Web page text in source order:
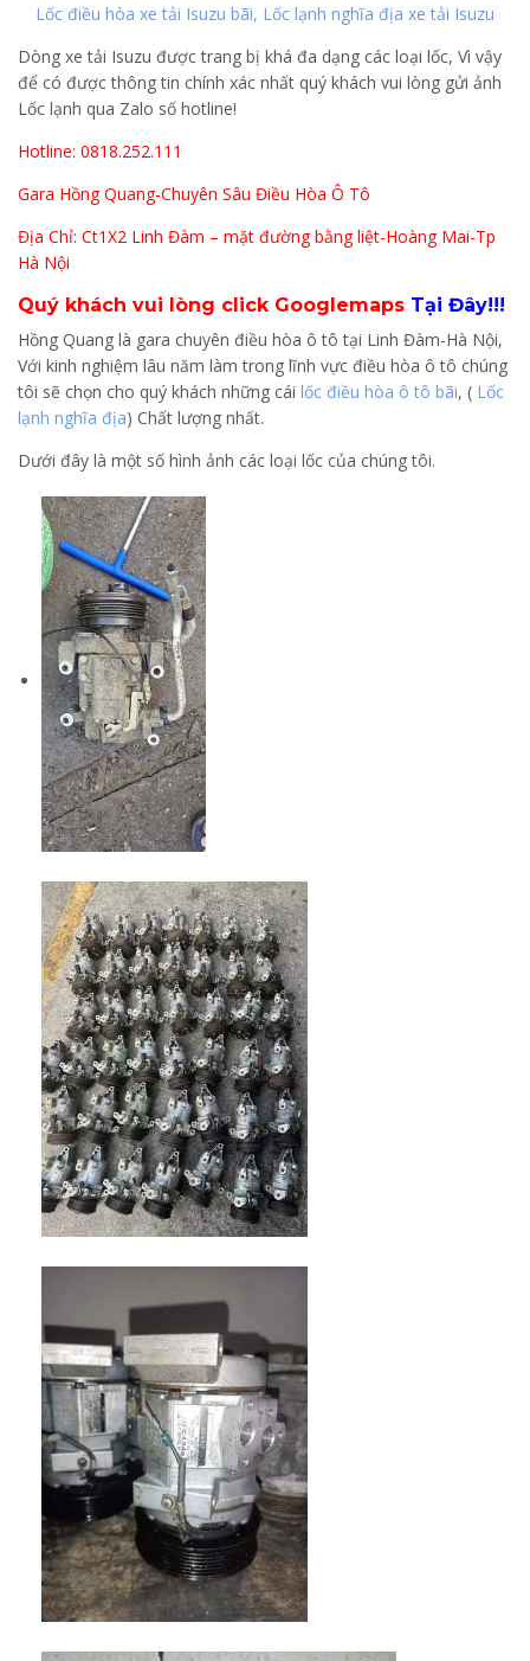
Lốc điều hòa xe tải Isuzu bãi, Lốc lạnh nghĩa địa xe tải Isuzu
Dòng xe tải Isuzu được trang bị khá đa dạng các loại lốc, Vì vậy
để có được thông tin chính xác nhất quý khách vui lòng gửi ảnh
Lốc lạnh qua Zalo số hotline!
Hotline: 0818.252.111
Gara Hồng Quang-Chuyên Sâu Điều Hòa Ô Tô
Địa Chỉ: Ct1X2 Linh Đàm – mặt đường bằng liệt-Hoàng Mai-Tp
Hà Nội
Quý khách vui lòng click Googlemaps Tại Đây!!!
Hồng Quang là gara chuyên điều hòa ô tô tại Linh Đàm-Hà Nội,
Với kinh nghiệm lâu năm làm trong lĩnh vực điều hòa ô tô chúng
tôi sẽ chọn cho quý khách những cái lốc điều hòa ô tô bãi, ( Lốc
lạnh nghĩa địa) Chất lượng nhất.
Dưới đây là một số hình ảnh các loại lốc của chúng tôi.